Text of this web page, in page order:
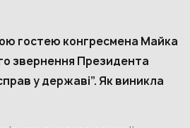
гостею конгресмена Майка
звернення Президента
у державі”. Як виникла